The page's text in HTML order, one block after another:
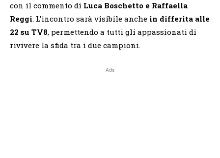
con il commento di Luca Boschetto e Raffaella
Reggi. L’incontro sarà visibile anche in differita alle
22 su TV8, permettendo a tutti gli appassionati di
rivivere la sfida tra i due campioni.
Ads